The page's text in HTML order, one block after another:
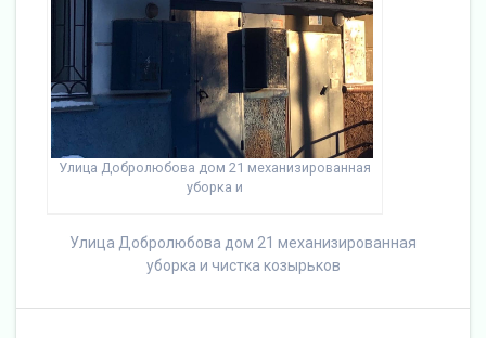
Улица Добролюбова дом 21 механизированная
уборка и
Улица Добролюбова дом 21 механизированная
уборка и чистка козырьков